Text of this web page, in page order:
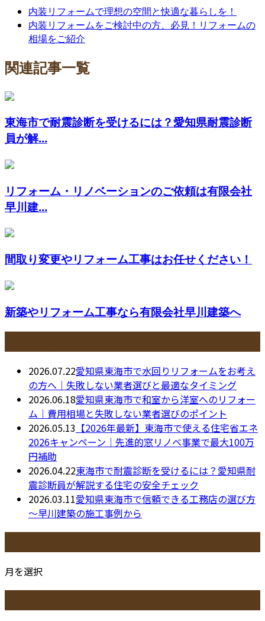
内装リフォームで理想の空間と快適な暮らしを！
内装リフォームをご検討中の方、必見！リフォームの
相場をご紹介
関連記事一覧
東海市で耐震診断を受けるには？愛知県耐震診断
員が解...
リフォーム・リノベーションのご依頼は有限会社
早川建...
間取り変更やリフォーム工事はお任せください！
新築やリフォーム工事なら有限会社早川建築へ
2026.07.22愛知県東海市で水回りリフォームをお考え
の方へ｜失敗しない業者選びと最適なタイミング
2026.06.18愛知県東海市で和室から洋室へのリフォー
ム｜費用相場と失敗しない業者選びのポイント
2026.05.13 【2026年最新】東海市で使える住宅省エネ
2026キャンペーン｜先進的窓リノベ事業で最大100万
円補助
2026.04.22東海市で耐震診断を受けるには？愛知県耐
震診断員が解説する住宅の安全チェック
2026.03.11愛知県東海市で信頼できる工務店の選び方
～早川建築の施工事例から
月を選択